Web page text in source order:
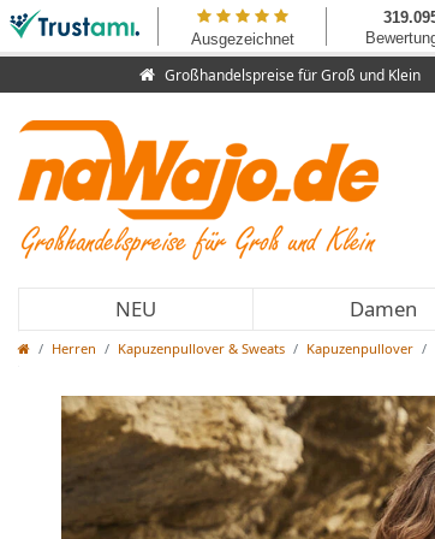
Großhandelspreise für Groß und Klein
NEU Damen
Herren Kapuzenpullover & Sweats Kapuzenpullover